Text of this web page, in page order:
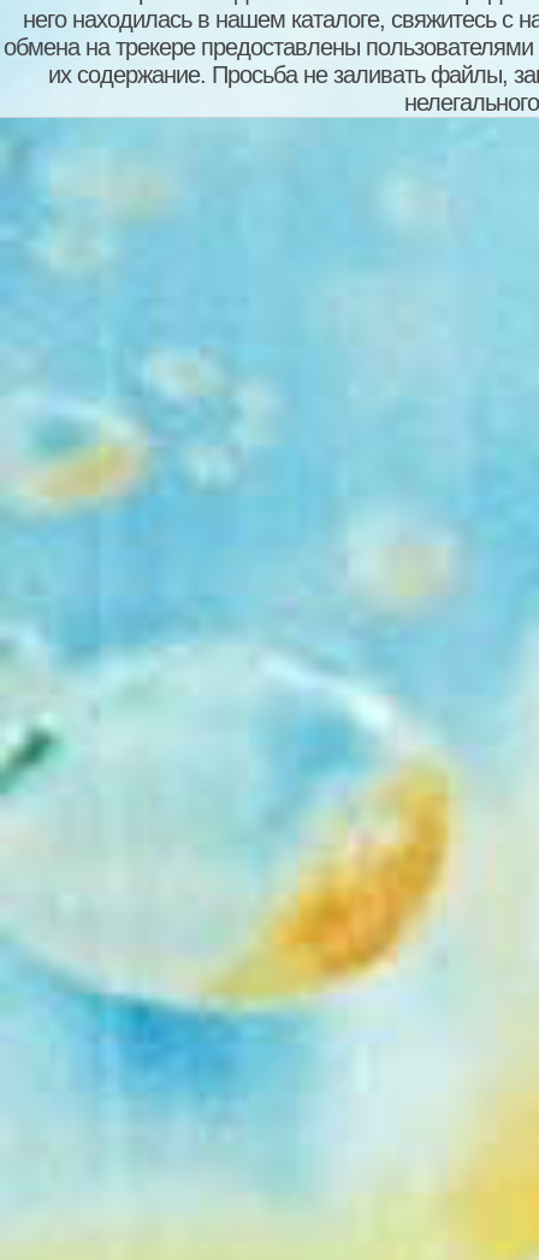
него находилась в нашем каталоге, свяжитесь
обмена на трекере предоставлены пользователями
их содержание. Просьба не заливать файлы,